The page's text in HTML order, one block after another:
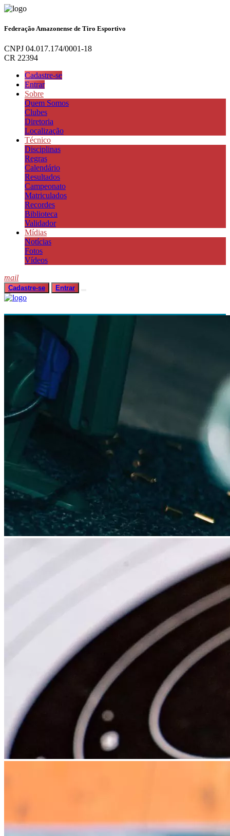
Federação Amazonense de Tiro Esportivo
CNPJ 04.017.174/0001-18
CR 22394
Cadastre-se
Entrar
Sobre
Quem Somos
Clubes
Diretoria
Localização
Técnico
Disciplinas
Regras
Calendário
Resultados
Campeonato
Matriculados
Recordes
Biblioteca
Validador
Mídias
Notícias
Fotos
Vídeos
mail
Cadastre-se Entrar